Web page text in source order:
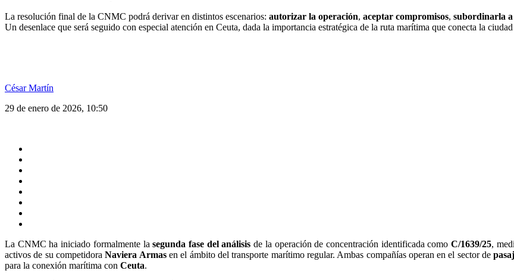
La resolución final de la CNMC podrá derivar en distintos escenarios: autorizar la operación, aceptar compromisos, subordinarla a
Un desenlace que será seguido con especial atención en Ceuta, dada la importancia estratégica de la ruta marítima que conecta la
César Martín
29 de enero de 2026, 10:50
La CNMC ha iniciado formalmente lasegunda fase del análisis de la operación de concentración identificada comoC/1639/25,
activos de su competidoraNaviera Armasen el ámbito del transporte marítimo regular. Ambas compañías operan en el sector de
para la conexión marítima con Ceuta.